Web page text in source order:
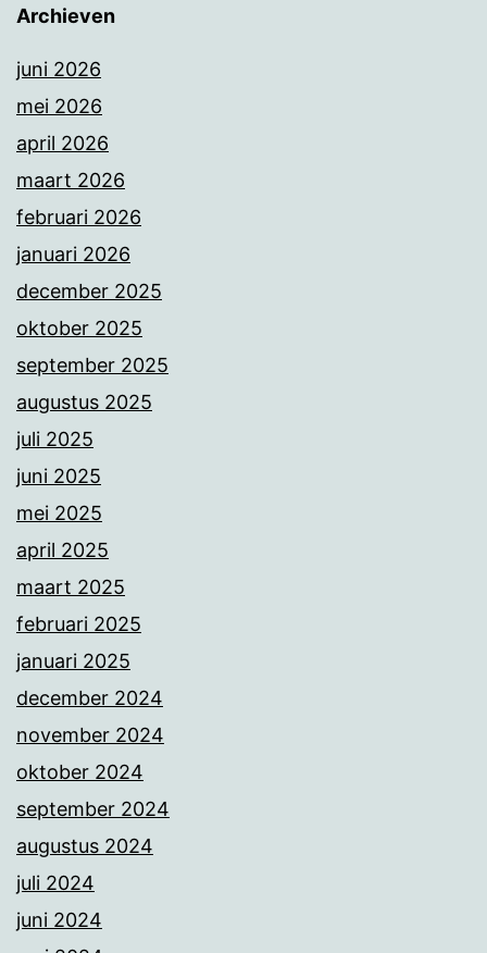
Archieven
juni 2026
mei 2026
april 2026
maart 2026
februari 2026
januari 2026
december 2025
oktober 2025
september 2025
augustus 2025
juli 2025
juni 2025
mei 2025
april 2025
maart 2025
februari 2025
januari 2025
december 2024
november 2024
oktober 2024
september 2024
augustus 2024
juli 2024
juni 2024